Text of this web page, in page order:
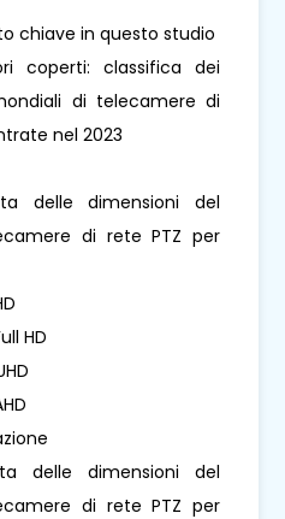
chiave in questo studio
coperti: classifica dei
di telecamere di
nel 2023
delle dimensioni del
di rete PTZ per
HD
delle dimensioni del
di rete PTZ per